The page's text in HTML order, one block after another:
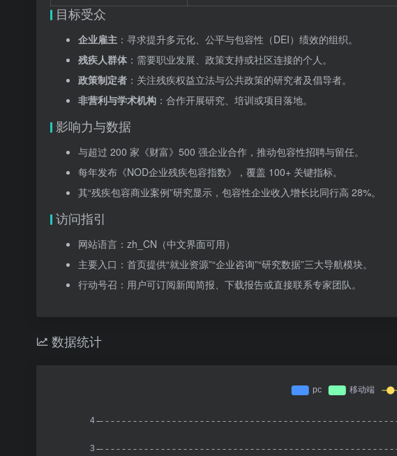
目标受众
企业雇主 ：寻求提升多元化、公平与包容性（DEI）绩效的组织。
残疾人群体 ：需要职业发展、政策支持或社区连接的个人。
政策制定者 ：关注残疾权益立法与公共政策的研究者及倡导者。
非营利与学术机构 ：合作开展研究、培训或项目落地。
影响力与数据
与超过 200 家《财富》500 强企业合作，推动包容性招聘与留任。
每年发布《NOD企业残疾包容指数》，覆盖 100+ 关键指标。
其“残疾包容商业案例”研究显示，包容性企业收入增长比同行高 28%。
访问指引
网站语言：zh_CN（中文界面可用）
主要入口：首页提供“就业资源”“企业咨询”“研究数据”三大导航模块。
行动号召：用户可订阅新闻简报、下载报告或直接联系专家团队。
数据统计